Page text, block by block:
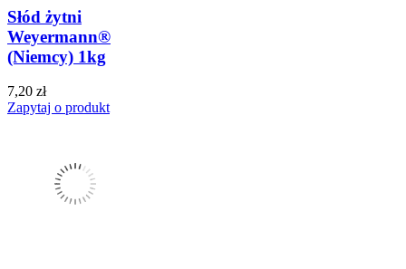
Słód żytni
Weyermann®
(Niemcy) 1kg
7,20 zł
Zapytaj o produkt